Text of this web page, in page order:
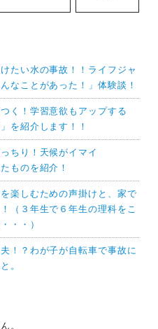
たい水の事故！！ライフジャ
なことがあった！」体験談！
く！学習意欲もアップする
を紹介します！！
ちり！天候がイマイ
ものを紹介！
楽しむための声掛けと、家で
（３年生で６年生の理科をこ
・・）
！？わが子が自転車で事故に
。
。